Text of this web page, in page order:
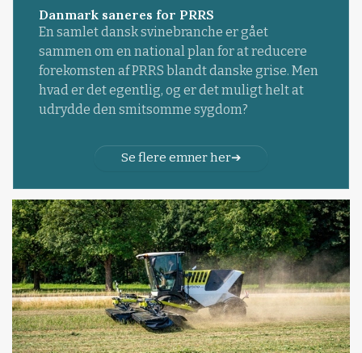
Danmark saneres for PRRS
En samlet dansk svinebranche er gået
sammen om en national plan for at reducere
forekomsten af PRRS blandt danske grise. Men
hvad er det egentlig, og er det muligt helt at
udrydde den smitsomme sygdom?
Se flere emner her